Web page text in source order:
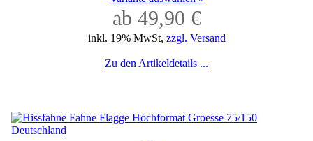
ab 49,90 €
inkl. 19% MwSt, zzgl. Versand
Zu den Artikeldetails ...